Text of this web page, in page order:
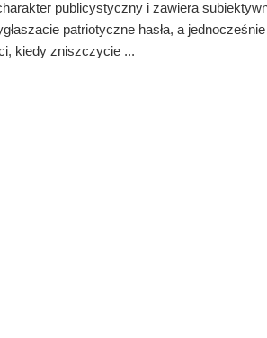
publicystyczny i zawiera
patriotyczne hasła, a
kiedy zniszczycie ...